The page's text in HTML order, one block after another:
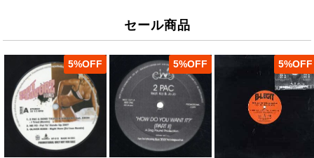
セール商品
5% 5% 5%